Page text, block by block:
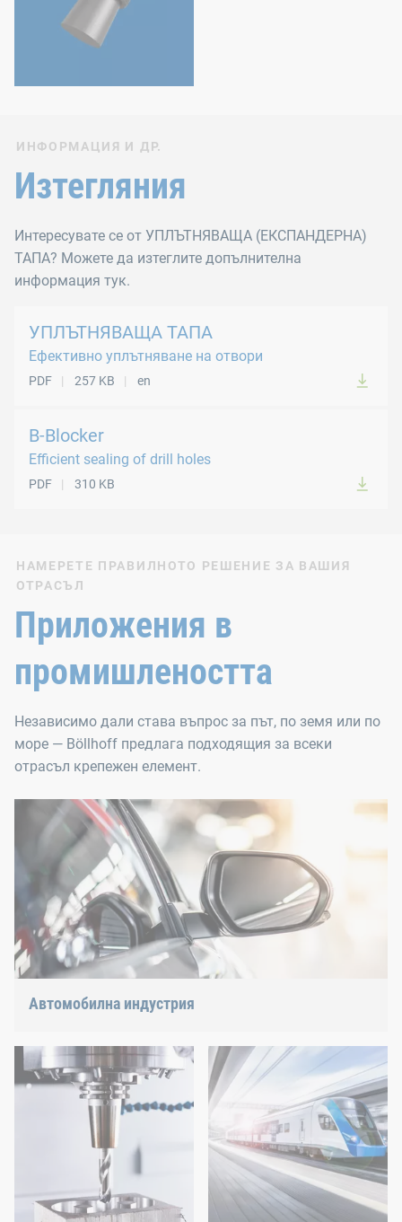
ИНФОРМАЦИЯ И ДР.
Изтегляния
Интересувате се от УПЛЪТНЯВАЩА (ЕКСПАНДЕРНА)
ТАПА? Можете да изтеглите допълнителна
информация тук.
УПЛЪТНЯВАЩА ТАПА
Ефективно уплътняване на отвори
PDF 257 KB en
B-Blocker
Efficient sealing of drill holes
PDF 310 KB
НАМЕРЕТЕ ПРАВИЛНОТО РЕШЕНИЕ ЗА ВАШИЯ
ОТРАСЪЛ
Приложения в
промишлеността
Независимо дали става въпрос за път, по земя или по
море — Böllhoff предлага подходящия за всеки
отрасъл крепежен елемент.
Автомобилна индустрия
задвижване: Имаме подходящия отговор за актуалните
тенденции.